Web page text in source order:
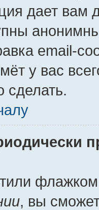
дает вам
email-
у вас
сделать.
, вы